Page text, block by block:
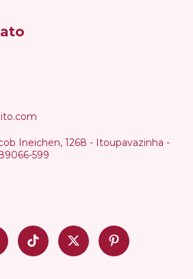
Ineichen, 1268 - Itoupavazinha -
599